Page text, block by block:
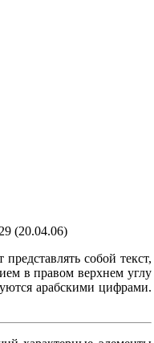
(20.04.06)
собой текст,
в правом верхнем углу
арабскими цифрами.